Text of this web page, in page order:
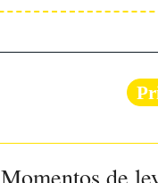
Momentos de